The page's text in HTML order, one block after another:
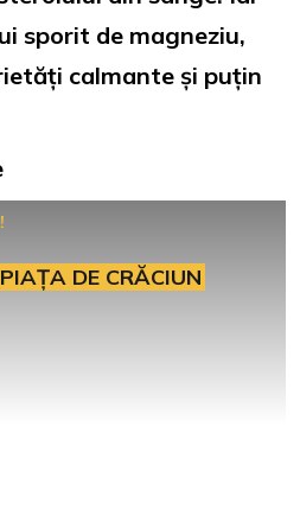
sporit de magneziu,
calmante și puțin
DE CRĂCIUN